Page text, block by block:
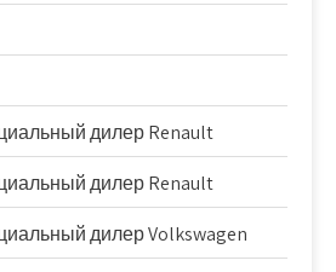
дилер Renault
дилер Renault
дилер Volkswagen